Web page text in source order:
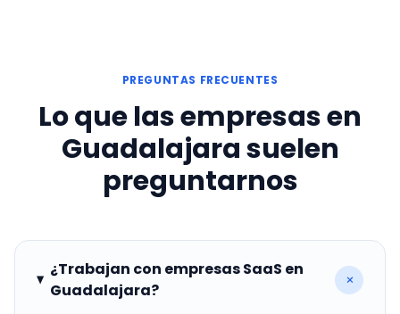
PREGUNTAS FRECUENTES
Lo que las empresas en
Guadalajara suelen
preguntarnos
¿Trabajan con empresas SaaS en
Guadalajara?
+